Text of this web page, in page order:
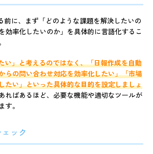
前に、まず「どのような課題を解決したいの
効率化したいのか」を具体的に言語化するこ
い」と考えるのではなく、「日報作成を自動
らの問い合わせ対応を効率化したい」「市場
たい」といった具体的な目的を設定しましょ
ればあるほど、必要な機能や適切なツールが
す。
ック